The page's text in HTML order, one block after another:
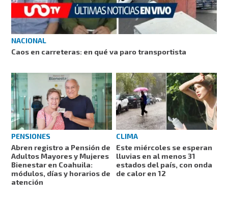
NACIONAL
Caos en carreteras: en qué va paro transportista
PENSIONES
Abren registro a Pensión de
Adultos Mayores y Mujeres
Bienestar en Coahuila:
módulos, días y horarios de
atención
CLIMA
Este miércoles se esperan
lluvias en al menos 31
estados del país, con onda
de calor en 12